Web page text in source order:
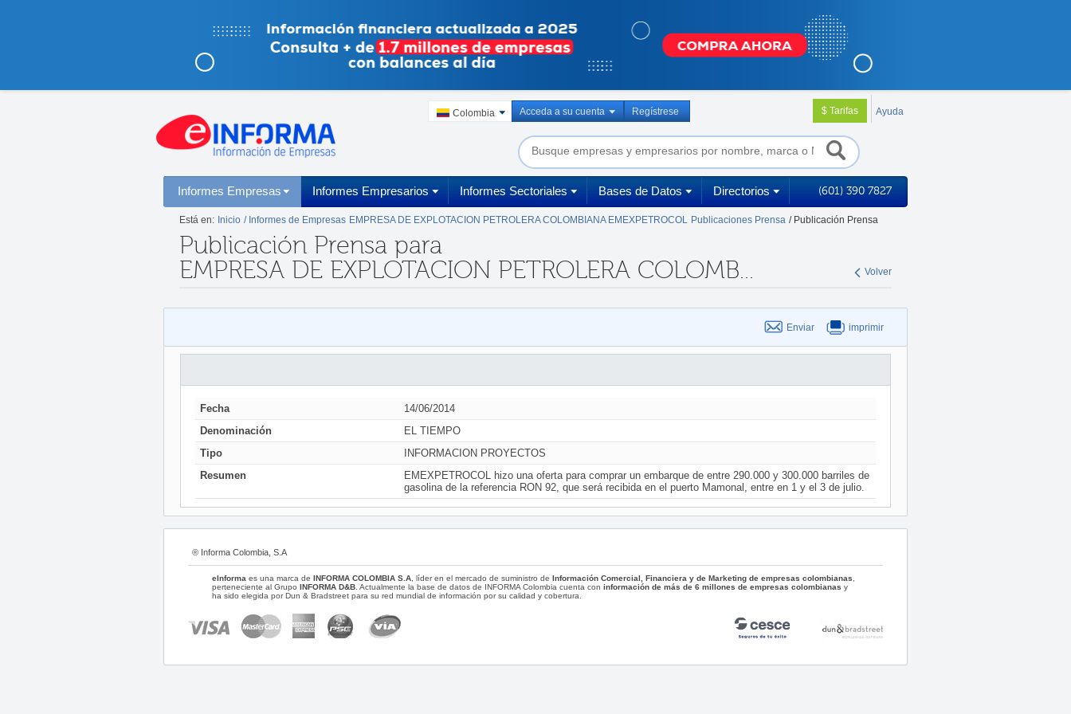
Colombia Acceda a su cuenta Regístrese $ Tarifas Ayuda
Informes Empresas Informes Empresarios Informes Sectoriales Bases de Datos Directorios (601) 390 7827
Está en: Inicio / Informes de Empresas EMPRESA DE EXPLOTACION PETROLERA COLOMBIANA EMEXPETROCOL Publicaciones Prensa / Publicación Prensa
Volver
Publicación Prensa para
EMPRESA DE EXPLOTACION PETROLERA COLOMB...
Enviar imprimir
Fecha
14/06/2014
Denominación
EL TIEMPO
Tipo
INFORMACION PROYECTOS
Resumen
EMEXPETROCOL hizo una oferta para comprar un embarque de entre 290.000 y 300.000 barriles de
gasolina de la referencia RON 92, que será recibida en el puerto Mamonal, entre en 1 y el 3 de julio.
® Informa Colombia, S.A
eInforma es una marca de INFORMA COLOMBIA S.A , líder en el mercado de suministro de Información Comercial, Financiera y de Marketing de empresas colombianas
perteneciente al Grupo INFORMA D&B . Actualmente la base de datos de INFORMA Colombia cuenta con información de más de 6 millones de empresas colombianas y
ha sido elegida por Dun & Bradstreet para su red mundial de información por su calidad y cobertura.